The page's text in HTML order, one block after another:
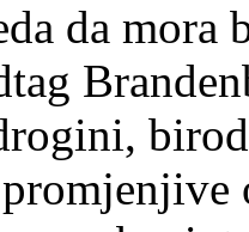
da mora